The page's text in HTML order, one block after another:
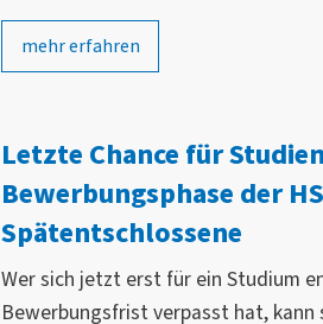
mehr erfahren
Letzte Chance für
Bewerbungsphase der
Spätentschlossene
Wer sich jetzt erst für ein Studium
Bewerbungsfrist verpasst hat, kann